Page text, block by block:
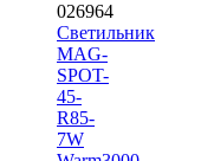
026964
Светильник
MAG-
SPOT-
45-
R85-
7W